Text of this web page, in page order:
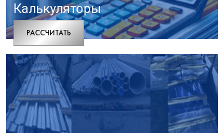
Калькуляторы
РАCСЧИТАТЬ